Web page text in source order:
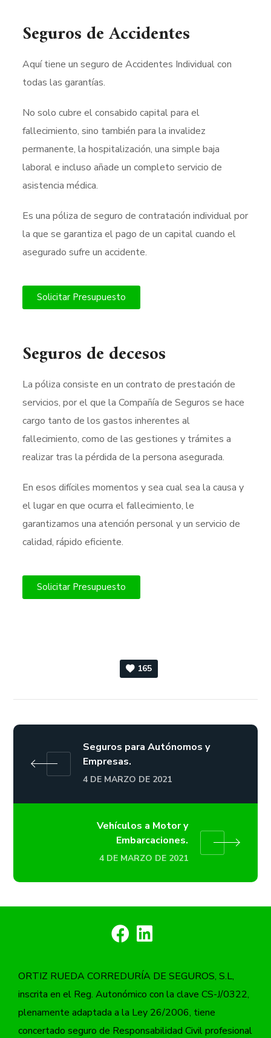
Seguros de Accidentes
Aquí tiene un seguro de Accidentes Individual con
todas las garantías.
No solo cubre el consabido capital para el
fallecimiento, sino también para la invalidez
permanente, la hospitalización, una simple baja
laboral e incluso añade un completo servicio de
asistencia médica.
Es una póliza de seguro de contratación individual por
la que se garantiza el pago de un capital cuando el
asegurado sufre un accidente.
Solicitar Presupuesto
Seguros de decesos
La póliza consiste en un contrato de prestación de
servicios, por el que la Compañía de Seguros se hace
cargo tanto de los gastos inherentes al
fallecimiento, como de las gestiones y trámites a
realizar tras la pérdida de la persona asegurada.
En esos difíciles momentos y sea cual sea la causa y
el lugar en que ocurra el fallecimiento, le
garantizamos una atención personal y un servicio de
calidad, rápido eficiente.
Solicitar Presupuesto
165
Seguros para Autónomos y
Empresas.
4 DE MARZO DE 2021
Vehículos a Motor y
Embarcaciones.
4 DE MARZO DE 2021
ORTIZ RUEDA CORREDURÍA DE SEGUROS, S.L,
inscrita en el Reg. Autonómico con la clave CS-J/0322,
plenamente adaptada a la Ley 26/2006, tiene
concertado seguro de Responsabilidad Civil profesional